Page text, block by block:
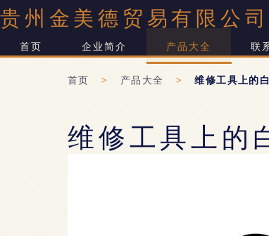
贵州金美德贸易有限公司
首页 企业简介 产品大全 联
首页 > 产品大全 > 维修工具上的
维修工具上的